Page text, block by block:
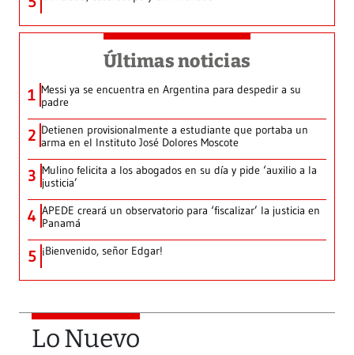
Últimas noticias
1 Messi ya se encuentra en Argentina para despedir a su
padre
2 Detienen provisionalmente a estudiante que portaba un
arma en el Instituto José Dolores Moscote
3 Mulino felicita a los abogados en su día y pide ‘auxilio a la
justicia’
4 APEDE creará un observatorio para ‘fiscalizar’ la justicia en
Panamá
5 ¡Bienvenido, señor Edgar!
Lo Nuevo